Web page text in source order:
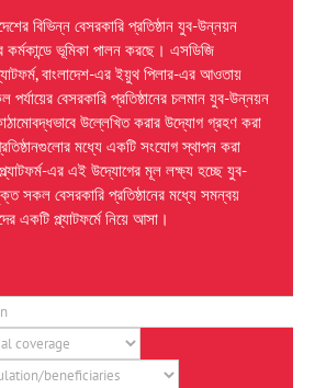
বিভিন্ন বেসরকারি প্রতিষ্ঠান যুব-উন্নয়ন
কর্মকান্ডে ভূমিকা পালন করছে। এসডিজি
বাংলাদেশ-এর ইয়ুথ পিলার-এর আওতায়
বেসরকারি প্রতিষ্ঠানের চলমান যুব-উন্নয়ন
উল্লেখিত করার উদ্যোগ গ্রহণ করা
মধ্যে একটি সংযোগ স্থাপন করা
এর এই উদ্যোগের মূল লক্ষ্য হচ্ছে যুব-
সকল বেসরকারি প্রতিষ্ঠানের মধ্যে সমন্বয়
একটি প্ল্যাটফর্মে নিয়ে আসা।